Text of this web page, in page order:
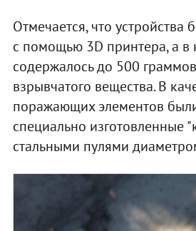
Отмечается, что устройства
с помощью 3D принтера, а
содержалось до 500
взрывчатого вещества. В
поражающих элементов
специально изготовленные
стальными пулями